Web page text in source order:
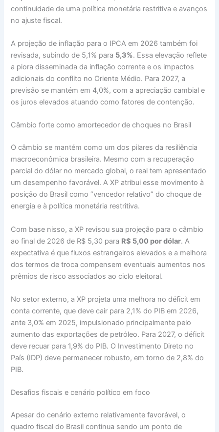
continuidade de uma política monetária restritiva e avanços
no ajuste fiscal.
A projeção de inflação para o IPCA em 2026 também foi
revisada, subindo de 5,1% para 5,3%. Essa elevação reflete
a piora disseminada da inflação corrente e os impactos
adicionais do conflito no Oriente Médio. Para 2027, a
previsão se mantém em 4,0%, com a apreciação cambial e
os juros elevados atuando como fatores de contenção.
Câmbio forte como amortecedor de choques no Brasil
O câmbio se mantém como um dos pilares da resiliência
macroeconômica brasileira. Mesmo com a recuperação
parcial do dólar no mercado global, o real tem apresentado
um desempenho favorável. A XP atribui esse movimento à
posição do Brasil como “vencedor relativo” do choque de
energia e à política monetária restritiva.
Com base nisso, a XP revisou sua projeção para o câmbio
ao final de 2026 de R$ 5,30 para R$ 5,00 por dólar. A
expectativa é que fluxos estrangeiros elevados e a melhora
dos termos de troca compensem eventuais aumentos nos
prêmios de risco associados ao ciclo eleitoral.
No setor externo, a XP projeta uma melhora no déficit em
conta corrente, que deve cair para 2,1% do PIB em 2026,
ante 3,0% em 2025, impulsionado principalmente pelo
aumento das exportações de petróleo. Para 2027, o déficit
deve recuar para 1,9% do PIB. O Investimento Direto no
País (IDP) deve permanecer robusto, em torno de 2,8% do
PIB.
Desafios fiscais e cenário político em foco
Apesar do cenário externo relativamente favorável, o
quadro fiscal do Brasil continua sendo um ponto de